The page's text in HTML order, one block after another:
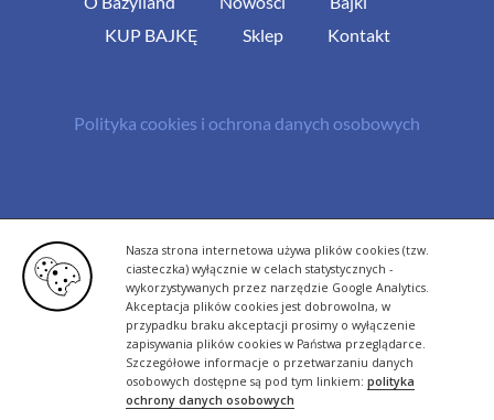
Nasza strona internetowa używa plików cookies (tzw.
ciasteczka) wyłącznie w celach statystycznych -
wykorzystywanych przez narzędzie Google Analytics.
Akceptacja plików cookies jest dobrowolna, w
przypadku braku akceptacji prosimy o wyłączenie
zapisywania plików cookies w Państwa przeglądarce.
Szczegółowe informacje o przetwarzaniu danych
osobowych dostępne są pod tym linkiem: polityka
ochrony danych osobowych
KUP BAJKĘ
Sklep Kontakt
Polityka cookies i ochrona danych osobowych
rutyna.pl - tworzenie stron www